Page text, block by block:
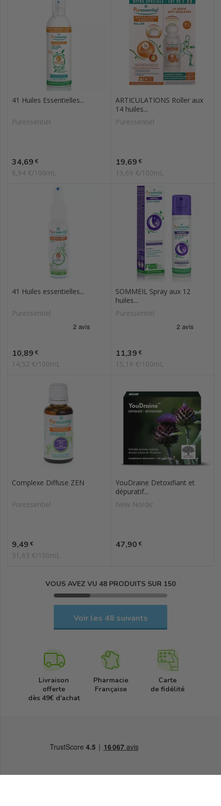
41 Huiles Essentielles...
Puressentiel
Prix
34,69 €
6,94 €/100mL
ARTICULATIONS Roller aux
14 huiles...
Puressentiel
Prix
19,69 €
19,69 €/100mL
41 Huiles essentielles...
Puressentiel
Prix
10,89 €
14,52 €/100mL
SOMMEIL Spray aux 12
huiles...
Puressentiel
Prix
11,39 €
15,19 €/100mL
Complexe Diffuse ZEN
Puressentiel
Prix
9,49 €
31,63 €/100mL
YouDraine Detoxifiant et
dépuratif...
New Nordic
Prix
47,90 €
VOUS AVEZ VU 48 PRODUITS SUR 150
Voir les 48 suivants
Livraison
offerte
dès 49€ d'achat
Pharmacie
Française
Carte
de fidélité